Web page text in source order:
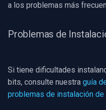
a los problemas más
Problemas de
Si tiene dificultades
bits, consulte nuestra guía
problemas de instalación